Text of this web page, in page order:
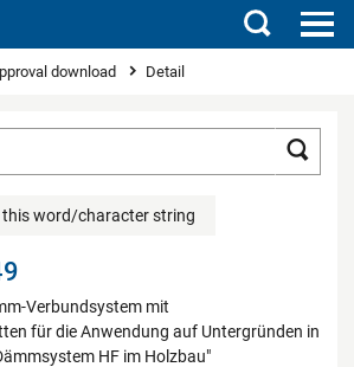
Search
download Detail
this word/character string
Verbundsystem mit
für die Anwendung auf Untergründen in
HF im Holzbau"